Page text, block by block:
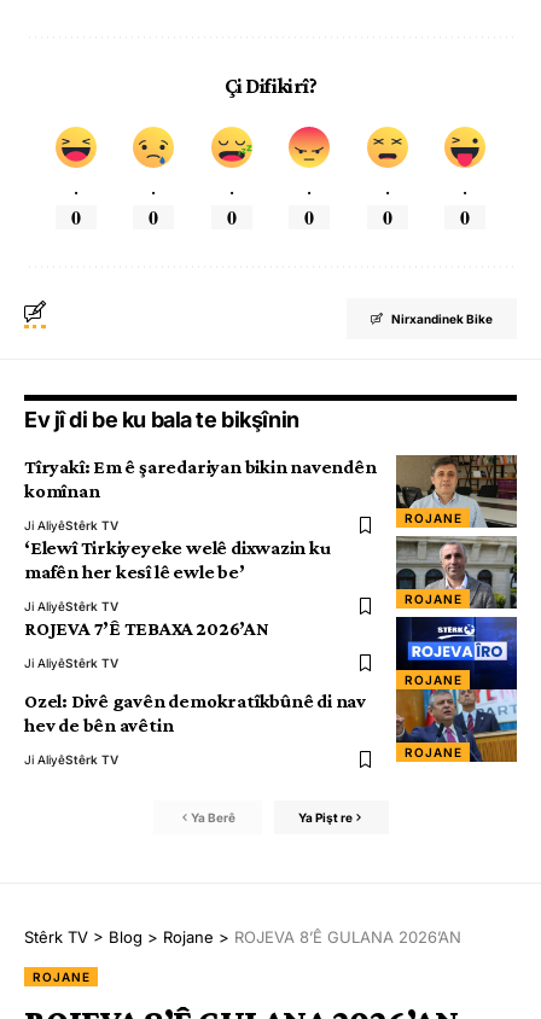
Çi Difikirî?
.
0
.
0
.
0
.
0
.
0
.
0
Nirxandinek Bike
Ev jî di be ku bala te bikşînin
ROJANE
Tîryakî: Em ê şaredariyan bikin navendên
komînan
Ji AliyêStêrk TV
ROJANE
‘Elewî Tirkiyeyeke welê dixwazin ku
mafên her kesî lê ewle be’
Ji AliyêStêrk TV
ROJANE
ROJEVA 7’Ê TEBAXA 2026’AN
Ji AliyêStêrk TV
ROJANE
Ozel: Divê gavên demokratîkbûnê di nav
hev de bên avêtin
Ji AliyêStêrk TV
Ya Berê Ya Pişt re
Stêrk TV > Blog > Rojane > ROJEVA 8’Ê GULANA 2026’AN
ROJANE